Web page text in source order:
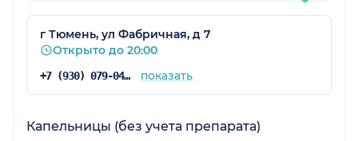
г Тюмень, ул Фабричная, д 7
Открыто до 20:00
+7 (930) 079-04-93 показать
Капельницы (без учета препарата)